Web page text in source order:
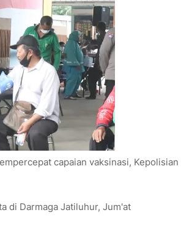
capaian vaksinasi, Kepolisian
di Darmaga Jatiluhur, Jum'at